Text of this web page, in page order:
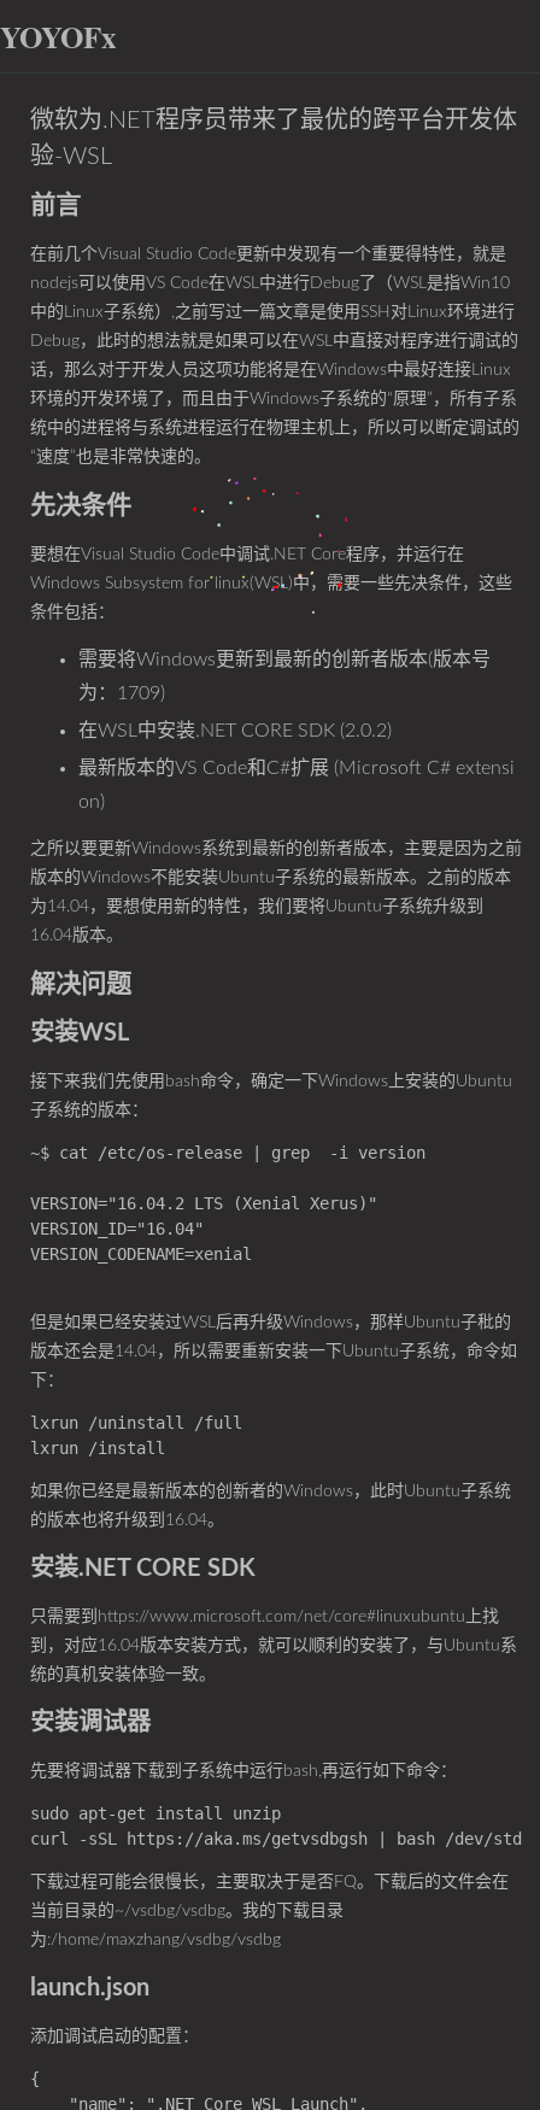
YOYOFx
微软为.NET程序员带来了最优的跨平台开发体
验-WSL
前言
在前几个Visual Studio Code更新中发现有一个重要得特性，就是
nodejs可以使用VS Code在WSL中进行Debug了（WSL是指Win10
中的Linux子系统）,之前写过一篇文章是使用SSH对Linux环境进行
Debug，此时的想法就是如果可以在WSL中直接对程序进行调试的
话，那么对于开发人员这项功能将是在Windows中最好连接Linux
环境的开发环境了，而且由于Windows子系统的“原理”，所有子系
统中的进程将与系统进程运行在物理主机上，所以可以断定调试的
“速度”也是非常快速的。
先决条件
要想在Visual Studio Code中调试.NET Core程序，并运行在
Windows Subsystem for linux(WSL)中，需要一些先决条件，这些
条件包括：
需要将Windows更新到最新的创新者版本(版本号
为：1709)
在WSL中安装.NET CORE SDK (2.0.2)
最新版本的VS Code和C#扩展 (Microsoft C# extensi
on)
之所以要更新Windows系统到最新的创新者版本，主要是因为之前
版本的Windows不能安装Ubuntu子系统的最新版本。之前的版本
为14.04，要想使用新的特性，我们要将Ubuntu子系统升级到
16.04版本。
解决问题
安装WSL
接下来我们先使用bash命令，确定一下Windows上安装的Ubuntu
子系统的版本：
~$ cat /etc/os-release | grep  -i version
VERSION="16.04.2 LTS (Xenial Xerus)"
VERSION_ID="16.04"
VERSION_CODENAME=xenial
但是如果已经安装过WSL后再升级Windows，那样Ubuntu子秕的
版本还会是14.04，所以需要重新安装一下Ubuntu子系统，命令如
下：
lxrun /uninstall /full
如果你已经是最新版本的创新者的Windows，此时Ubuntu子系统
的版本也将升级到16.04。
安装.NET CORE SDK
只需要到https://www.microsoft.com/net/core#linuxubuntu上找
到，对应16.04版本安装方式，就可以顺利的安装了，与Ubuntu系
统的真机安装体验一致。
安装调试器
先要将调试器下载到子系统中运行bash,再运行如下命令：
sudo apt-get install unzip
下载过程可能会很慢长，主要取决于是否FQ。下载后的文件会在
当前目录的~/vsdbg/vsdbg。我的下载目录
为:/home/maxzhang/vsdbg/vsdbg
launch.json
添加调试启动的配置：
{
    "name": ".NET Core WSL Launch",